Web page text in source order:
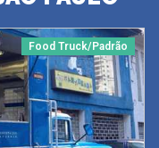
Food Truck/Padrão